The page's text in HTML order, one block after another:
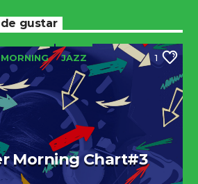
gustar
JAZZ
CHART
1
Morning Chart#3